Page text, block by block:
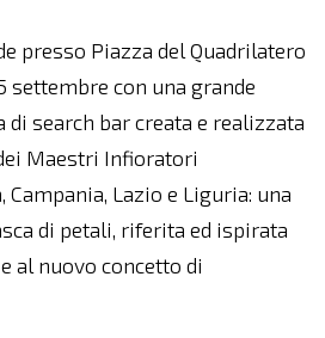
presso Piazza del Quadrilatero
settembre con una grande
search bar creata e realizzata
Maestri Infioratori
Lazio e Liguria: una
di petali, riferita ed ispirata
al nuovo concetto di